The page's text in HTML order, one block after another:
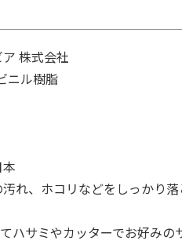
ア 株式会社
ニル樹脂
汚れ、ホコリなどをしっかり
ハサミやカッターでお好みの